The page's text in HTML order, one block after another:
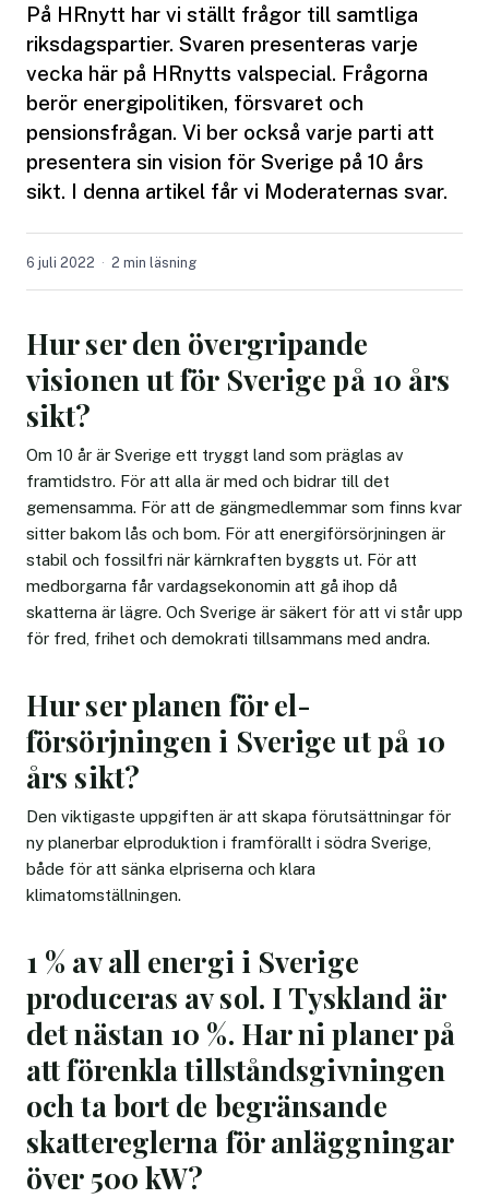
På HRnytt har vi ställt frågor till samtliga
riksdagspartier. Svaren presenteras varje
vecka här på HRnytts valspecial. Frågorna
berör energipolitiken, försvaret och
pensionsfrågan. Vi ber också varje parti att
presentera sin vision för Sverige på 10 års
sikt. I denna artikel får vi Moderaternas svar.
6 juli 2022 2 min läsning
Hur ser den övergripande
visionen ut för Sverige på 10 års
sikt?
Om 10 år är Sverige ett tryggt land som präglas av
framtidstro. För att alla är med och bidrar till det
gemensamma. För att de gängmedlemmar som finns kvar
sitter bakom lås och bom. För att energiförsörjningen är
stabil och fossilfri när kärnkraften byggts ut. För att
medborgarna får vardagsekonomin att gå ihop då
skatterna är lägre. Och Sverige är säkert för att vi står upp
för fred, frihet och demokrati tillsammans med andra.
Hur ser planen för el-
försörjningen i Sverige ut på 10
års sikt?
Den viktigaste uppgiften är att skapa förutsättningar för
ny planerbar elproduktion i framförallt i södra Sverige,
både för att sänka elpriserna och klara
klimatomställningen.
1 % av all energi i Sverige
produceras av sol. I Tyskland är
det nästan 10 %. Har ni planer på
att förenkla tillståndsgivningen
och ta bort de begränsande
skattereglerna för anläggningar
över 500 kW?